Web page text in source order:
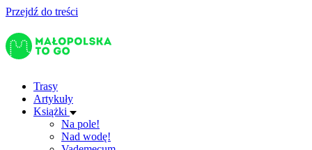
Przejdź do treści
Trasy
Artykuły
Książki
Na pole!
Nad wodę!